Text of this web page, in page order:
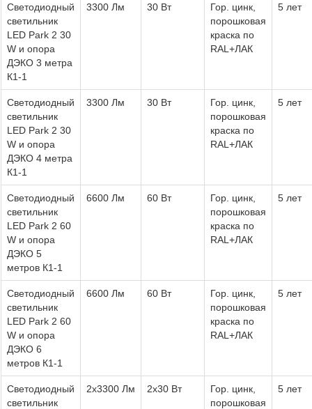
Светодиодный
светильник
LED Park 2 30
W и опора
ДЭКО 3 метра
К1-1
3300 Лм 30 Вт
Гор. цинк,
порошковая
краска по
RAL+ЛАК
5 лет
Светодиодный
светильник
LED Park 2 30
W и опора
ДЭКО 4 метра
К1-1
3300 Лм 30 Вт
Гор. цинк,
порошковая
краска по
RAL+ЛАК
5 лет
Светодиодный
светильник
LED Park 2 60
W и опора
ДЭКО 5
метров К1-1
6600 Лм 60 Вт
Гор. цинк,
порошковая
краска по
RAL+ЛАК
5 лет
Светодиодный
светильник
LED Park 2 60
W и опора
ДЭКО 6
метров К1-1
6600 Лм 60 Вт
Гор. цинк,
порошковая
краска по
RAL+ЛАК
5 лет
Светодиодный
светильник
2х3300 Лм 2х30 Вт
Гор. цинк,
порошковая
5 лет